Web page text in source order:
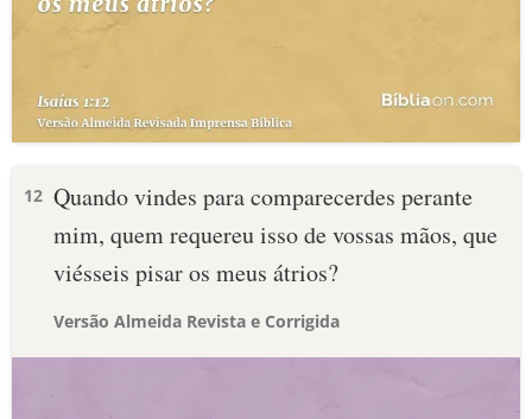
12 Quando vindes para comparecerdes perante
mim, quem requereu isso de vossas mãos, que
viésseis pisar os meus átrios?
Versão Almeida Revista e Corrigida